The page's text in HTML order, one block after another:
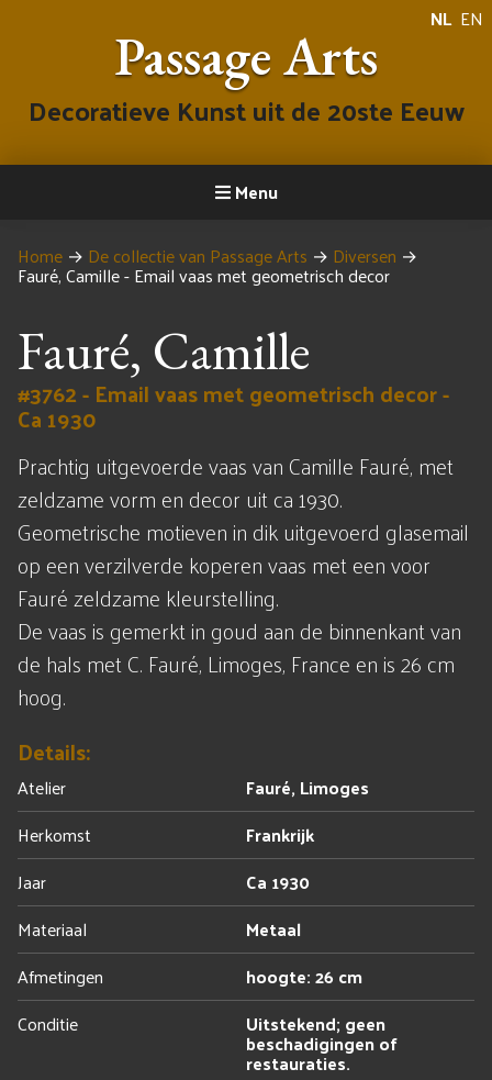
NL EN
Passage Arts
Decoratieve Kunst uit de 20ste Eeuw
Menu
Home → De collectie van Passage Arts → Diversen →
Fauré, Camille - Email vaas met geometrisch decor
Fauré, Camille
#3762 - Email vaas met geometrisch decor -
Ca 1930
Prachtig uitgevoerde vaas van Camille Fauré, met
zeldzame vorm en decor uit ca 1930.
Geometrische motieven in dik uitgevoerd glasemail
op een verzilverde koperen vaas met een voor
Fauré zeldzame kleurstelling.
De vaas is gemerkt in goud aan de binnenkant van
de hals met C. Fauré, Limoges, France en is 26 cm
hoog.
Details:
Atelier
Fauré, Limoges
Herkomst
Frankrijk
Jaar
Ca 1930
Materiaal
Metaal
Afmetingen
hoogte: 26 cm
Conditie
Uitstekend; geen
beschadigingen of
restauraties.